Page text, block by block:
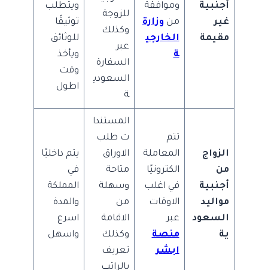
أجنبية
غير
مقيمة
وموافقة
من وزارة
الخارجي
ة
للزوجة
وكذلك
عبر
السفارة
السعودي
ة
ويتطلب
توثيقًا
للوثائق
ويأخذ
وقت
اطول
الزواج
من
أجنبية
مواليد
السعود
ية
تتم
المعاملة
الكترونيًا
في اغلب
الاوقات
عبر
منصة
ابشر
المستندا
ت طلب
الاوراق
متاحة
وسهلة
من
الاقامة
وكذلك
تعريف
بالراتب
يتم داخليًا
في
المملكة
والمدة
اسرع
واسهل